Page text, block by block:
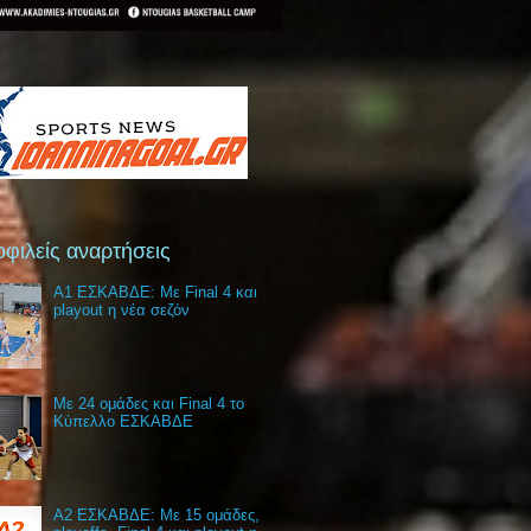
αναρτήσεις
Α1 ΕΣΚΑΒΔΕ: Με Final 4 και
playout η νέα σεζόν
Με 24 ομάδες και Final 4 το
Κύπελλο ΕΣΚΑΒΔΕ
Α2 ΕΣΚΑΒΔΕ: Με 15 ομάδες,